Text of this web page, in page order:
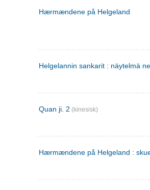
Hærmændene på Helgeland
Helgelannin sankarit : näytelmä
Quan ji. 2 (kinesisk)
Hærmændene på Helgeland :